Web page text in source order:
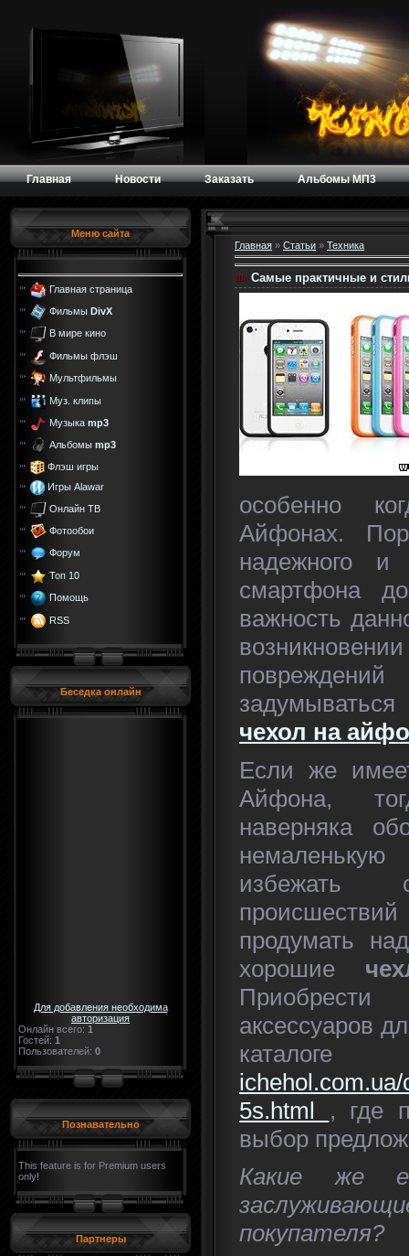
Главная Новости Заказать Альбомы МП3
Меню сайта
Главная страница
Фильмы DivX
В мире кино
Фильмы флэш
Мультфильмы
Муз. клипы
Музыка mp3
Альбомы mp3
Флэш игры
Игры Alawar
Онлайн ТВ
Фотообои
Форум
Топ 10
Помощь
RSS
Беседка онлайн
Для добавления необходима
авторизация
Онлайн всего: 1
Гостей: 1
Пользователей: 0
Познавательно
This feature is for Premium users
only!
Партнеры
Главная » Статьи » Техника
Самые практичные и
особенно
Айфонах.
надежного и
смартфона
важность
чехол на
Если же
Айфона,
наверняка
избежать
продумать
хорошие
аксессуаров
5s.html , где
выбор
Какие же
покупателя?